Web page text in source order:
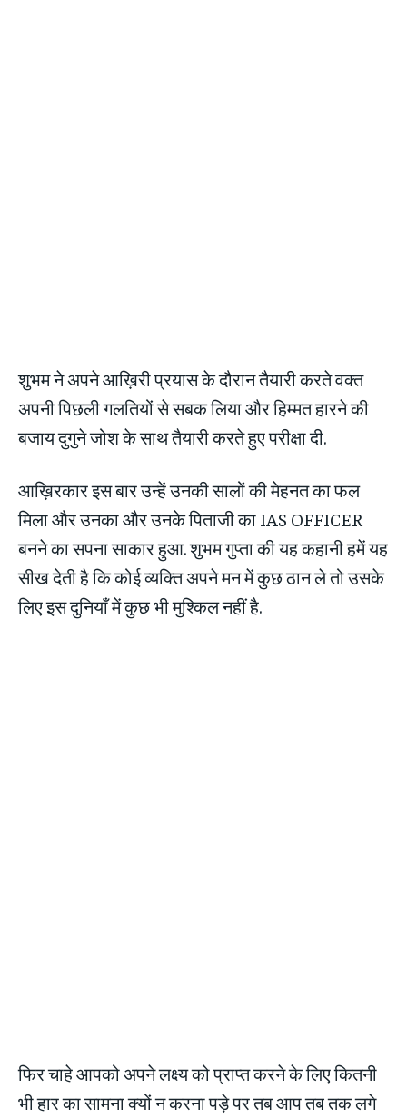
शुभम ने अपने आख़िरी प्रयास के दौरान तैयारी करते वक्त
अपनी पिछली गलतियों से सबक लिया और हिम्मत हारने की
बजाय दुगुने जोश के साथ तैयारी करते हुए परीक्षा दी.
आख़िरकार इस बार उन्हें उनकी सालों की मेहनत का फल
मिला और उनका और उनके पिताजी का IAS OFFICER
बनने का सपना साकार हुआ. शुभम गुप्ता की यह कहानी हमें यह
सीख देती है कि कोई व्यक्ति अपने मन में कुछ ठान ले तो उसके
लिए इस दुनियाँ में कुछ भी मुश्किल नहीं है.
फिर चाहे आपको अपने लक्ष्य को प्राप्त करने के लिए कितनी
भी हार का सामना क्यों न करना पड़े पर तब आप तब तक लगे